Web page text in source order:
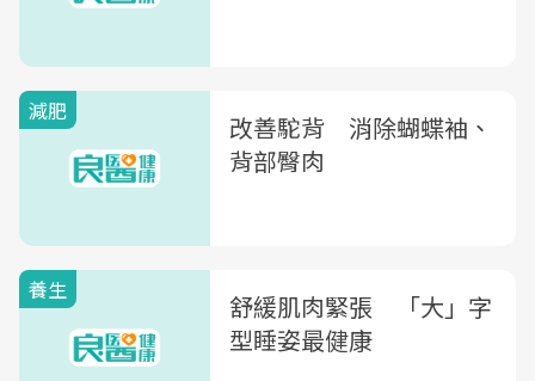
減肥
改善駝背 消除蝴蝶袖、
背部臀肉
養生
舒緩肌肉緊張 「大」字
型睡姿最健康